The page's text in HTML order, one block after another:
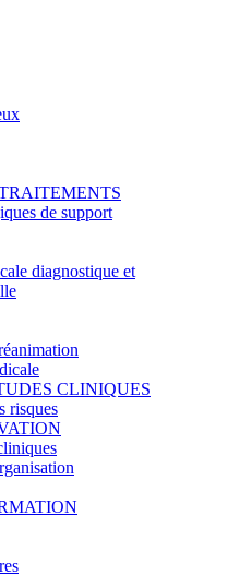
de support
diagnostique et
CLINIQUES
risques